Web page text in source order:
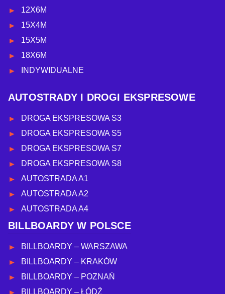
12X6M
15X4M
15X5M
18X6M
INDYWIDUALNE
AUTOSTRADY I DROGI EKSPRESOWE
DROGA EKSPRESOWA S3
DROGA EKSPRESOWA S5
DROGA EKSPRESOWA S7
DROGA EKSPRESOWA S8
AUTOSTRADA A1
AUTOSTRADA A2
AUTOSTRADA A4
BILLBOARDY W POLSCE
BILLBOARDY – WARSZAWA
BILLBOARDY – KRAKÓW
BILLBOARDY – POZNAŃ
BILLBOARDY – ŁÓDŹ